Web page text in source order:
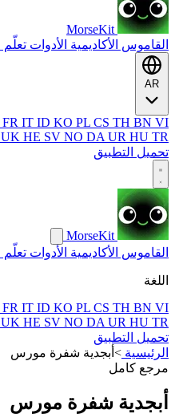
MorseKit
القاموس الأكاديمية الأدوات تعلّم
AR
FR IT ID KO PL CS TH BN VI
UK HE SV NO DA UR HU TR
تحميل التطبيق
MorseKit
القاموس الأكاديمية الأدوات تعلّم
اللغة
FR IT ID KO PL CS TH BN VI
UK HE SV NO DA UR HU TR
تحميل التطبيق
الرئيسية > أبجدية شفرة مورس
مرجع كامل
أبجدية شفرة مورس